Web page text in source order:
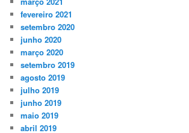
fevereiro 2021
setembro 2020
junho 2020
março 2020
setembro 2019
agosto 2019
julho 2019
junho 2019
maio 2019
abril 2019